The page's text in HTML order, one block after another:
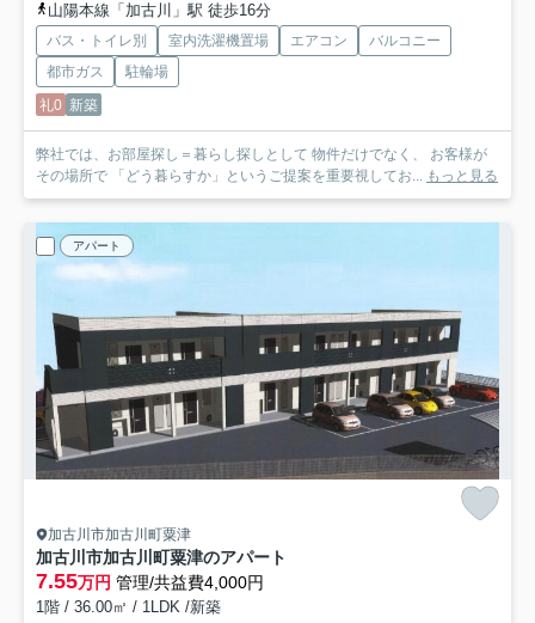
山陽本線「加古川」駅 徒歩16分
バス・トイレ別 室内洗濯機置場 エアコン
バルコニー
都市ガス
駐輪場
礼0 新築
弊社では、お部屋探し＝暮らし探しとして 物件だけでなく、 お客様が
その場所で 「どう暮らすか」というご提案を重要視してお... もっと見る
アパート
加古川市加古川町粟津
加古川市加古川町粟津のアパート
7.55万円 管理/共益費4,000円
1階 / 36.00㎡ / 1LDK /新築